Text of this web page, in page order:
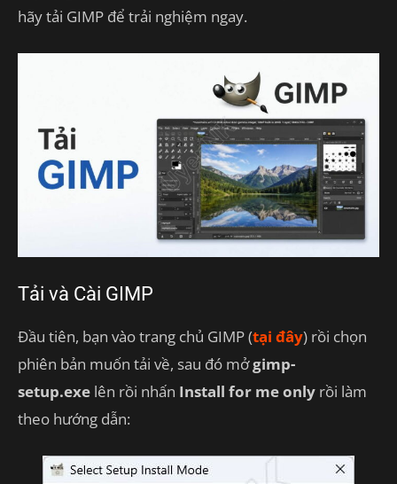
hãy tải GIMP để trải nghiệm ngay.
Tải và Cài GIMP
Đầu tiên, bạn vào trang chủ GIMP (tại đây) rồi chọn
phiên bản muốn tải về, sau đó mởgimp-
setup.exe lên rồi nhấn Install for me only rồi làm
theo hướng dẫn: